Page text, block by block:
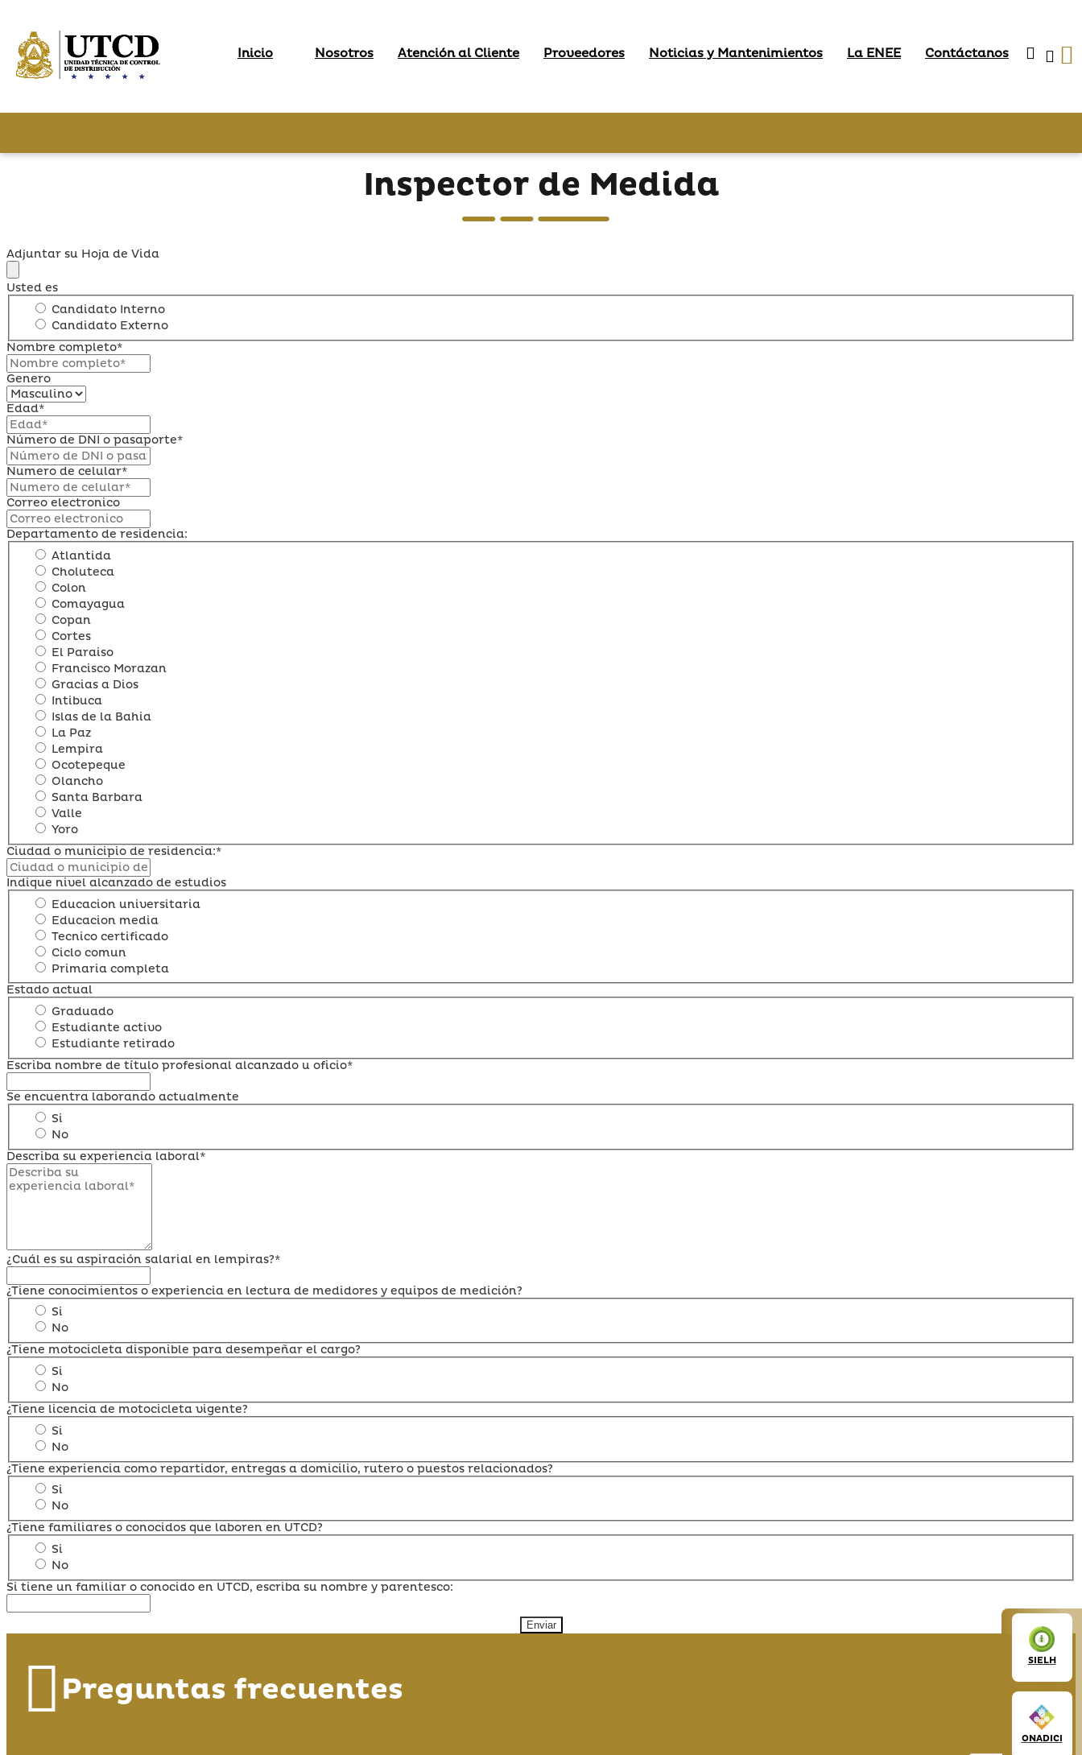
Inicio Nosotros Atención al Cliente Proveedores Noticias y Mantenimientos La ENEE Contáctanos
SIELH
ONADICI
Inspector de Medida
Adjuntar su Hoja de Vida
Usted es
Candidato Interno
Candidato Externo
Nombre completo*
Genero
Edad*
Número de DNI o pasaporte*
Numero de celular*
Correo electronico
Departamento de residencia:
Atlantida
Choluteca
Colon
Comayagua
Copan
Cortes
El Paraiso
Francisco Morazan
Gracias a Dios
Intibuca
Islas de la Bahia
La Paz
Lempira
Ocotepeque
Olancho
Santa Barbara
Valle
Yoro
Ciudad o municipio de residencia:*
Indique nivel alcanzado de estudios
Educacion universitaria
Educacion media
Tecnico certificado
Ciclo comun
Primaria completa
Estado actual
Graduado
Estudiante activo
Estudiante retirado
Escriba nombre de título profesional alcanzado u oficio*
Se encuentra laborando actualmente
Si
No
Describa su experiencia laboral*
¿Cuál es su aspiración salarial en lempiras?*
¿Tiene conocimientos o experiencia en lectura de medidores y equipos de medición?
Si
No
¿Tiene motocicleta disponible para desempeñar el cargo?
Si
No
¿Tiene licencia de motocicleta vigente?
Si
No
¿Tiene experiencia como repartidor, entregas a domicilio, rutero o puestos relacionados?
Si
No
¿Tiene familiares o conocidos que laboren en UTCD?
Si
No
Si tiene un familiar o conocido en UTCD, escriba su nombre y parentesco:
Enviar
Preguntas frecuentes